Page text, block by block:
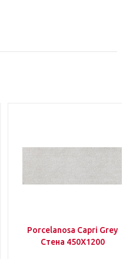
Porcelanosa Capri Grey
Стена 450Х1200